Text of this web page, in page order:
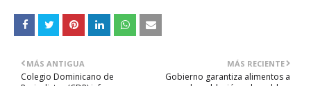
MÁS RECIENTE
Gobierno garantiza alimentos a
MÁS ANTIGUA
Colegio Dominicano de